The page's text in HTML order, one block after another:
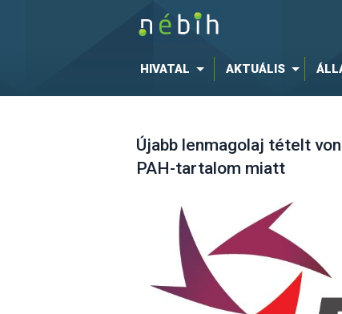
HIVATAL AKTUÁLIS
Újabb lenmagolaj tételt
PAH-tartalom miatt